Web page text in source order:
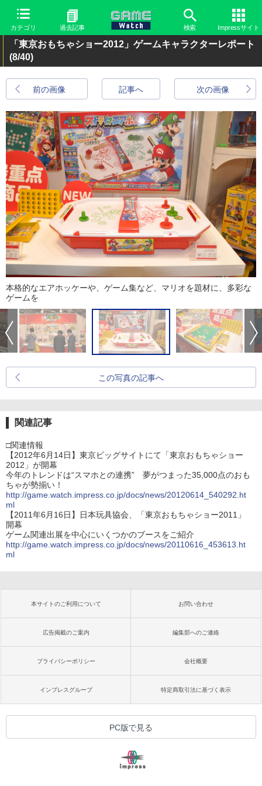
カテゴリ 過去記事 検索 Impressサイト
「東京おもちゃショー2012」ゲームキャラクターレポート
(8/40)
前の画像 次の画像
記事へ
本格的なエアホッケーや、ゲーム集など、マリオを題材に、多彩な
ゲームを
この写真の記事へ
関連記事
□関連情報
【2012年6月14日】東京ビッグサイトにて「東京おもちゃショー
2012」が開幕
今年のトレンドは“スマホとの連携” 夢がつまった35,000点のおも
ちゃが勢揃い！
http://game.watch.impress.co.jp/docs/news/20120614_540292.ht
ml
【2011年6月16日】日本玩具協会、「東京おもちゃショー2011」
開幕
ゲーム関連出展を中心にいくつかのブースをご紹介
http://game.watch.impress.co.jp/docs/news/20110616_453613.ht
ml
本サイトのご利用について お問い合わせ
広告掲載のご案内 編集部へのご連絡
プライバシーポリシー 会社概要
インプレスグループ 特定商取引法に基づく表示
PC版で見る